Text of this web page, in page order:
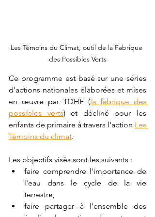
Les Témoins du Climat, outil de la Fabrique
des Possibles Verts
Ce programme est basé sur une séries
d'actions nationales élaborées et mises
en œuvre par TDHF (la fabrique des
possibles verts) et décliné pour les
enfants de primaire à travers l'action Les
Témoins du climat.
Les objectifs visés sont les suivants :
faire comprendre l'importance de
l'eau dans le cycle de la vie
terrestre,
faire partager à l'ensemble des